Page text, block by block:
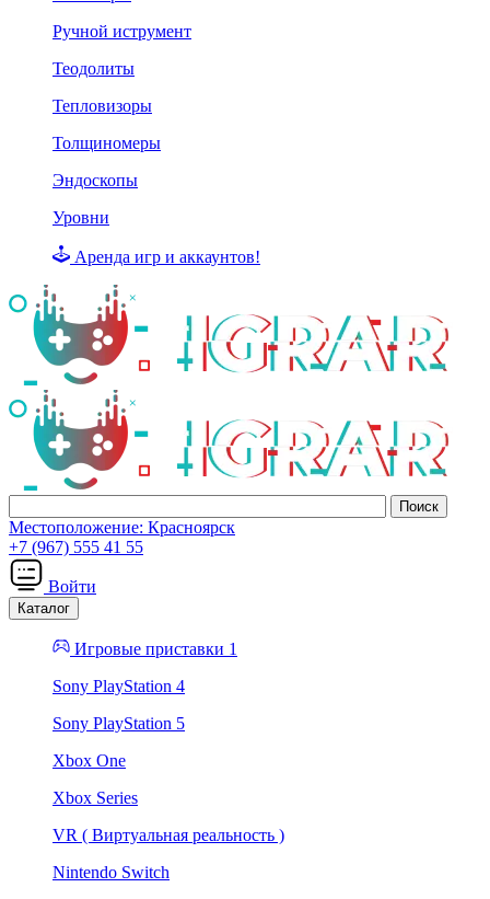
Ручной иструмент
Теодолиты
Тепловизоры
Толщиномеры
Эндоскопы
Уровни
Аренда игр и аккаунтов!
Местоположение: Красноярск
+7 (967) 555 41 55
Войти
Каталог
Игровые приставки 1
Sony PlayStation 4
Sony PlayStation 5
Xbox One
Xbox Series
VR ( Виртуальная реальность )
Nintendo Switch